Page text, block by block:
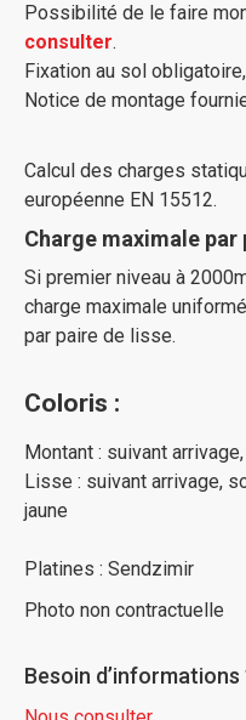
Possibilité de le faire
consulter.
Fixation au sol
Notice de montage
Calcul des charges
européenne EN 15512.
Charge maximale par
Si premier niveau à
charge maximale
par paire de lisse.
Coloris :
Montant : suivant
Lisse : suivant arrivage,
jaune
Platines : Sendzimir
Photo non contractuelle
Besoin d’informations